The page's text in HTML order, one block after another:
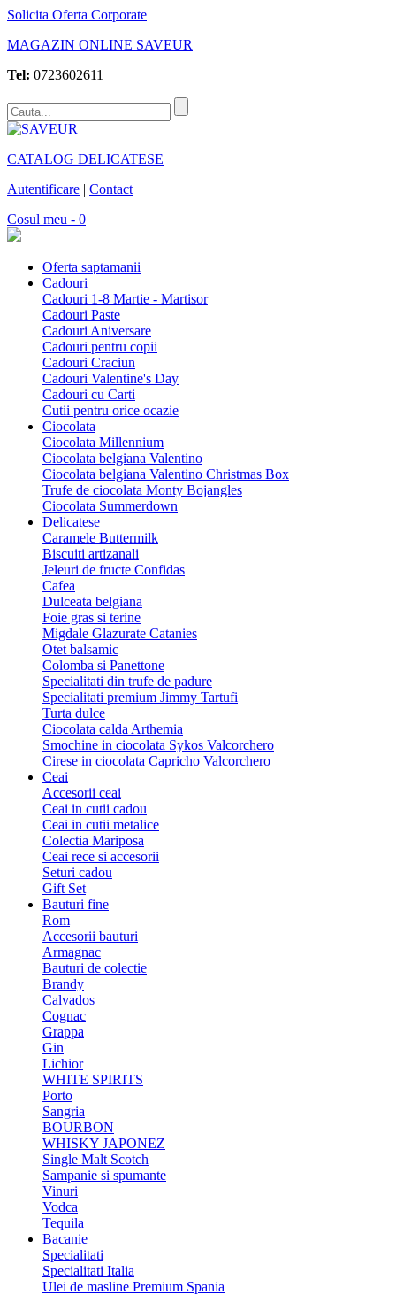
Solicita Oferta Corporate
MAGAZIN ONLINE SAVEUR
Tel: 0723602611
CATALOG DELICATESE
Autentificare | Contact
Cosul meu - 0
Oferta saptamanii
Cadouri
Cadouri 1-8 Martie - Martisor
Cadouri Paste
Cadouri Aniversare
Cadouri pentru copii
Cadouri Craciun
Cadouri Valentine's Day
Cadouri cu Carti
Cutii pentru orice ocazie
Ciocolata
Ciocolata Millennium
Ciocolata belgiana Valentino
Ciocolata belgiana Valentino Christmas Box
Trufe de ciocolata Monty Bojangles
Ciocolata Summerdown
Delicatese
Caramele Buttermilk
Biscuiti artizanali
Jeleuri de fructe Confidas
Cafea
Dulceata belgiana
Foie gras si terine
Migdale Glazurate Catanies
Otet balsamic
Colomba si Panettone
Specialitati din trufe de padure
Specialitati premium Jimmy Tartufi
Turta dulce
Ciocolata calda Arthemia
Smochine in ciocolata Sykos Valcorchero
Cirese in ciocolata Capricho Valcorchero
Ceai
Accesorii ceai
Ceai in cutii cadou
Ceai in cutii metalice
Colectia Mariposa
Ceai rece si accesorii
Seturi cadou
Gift Set
Bauturi fine
Rom
Accesorii bauturi
Armagnac
Bauturi de colectie
Brandy
Calvados
Cognac
Grappa
Gin
Lichior
WHITE SPIRITS
Porto
Sangria
BOURBON
WHISKY JAPONEZ
Single Malt Scotch
Sampanie si spumante
Vinuri
Vodca
Tequila
Bacanie
Specialitati
Specialitati Italia
Ulei de masline Premium Spania